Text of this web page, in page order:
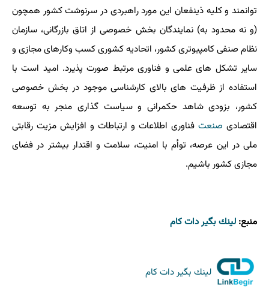
توانمند و کلیه ذینفعان این مورد راهبردی در سرنوشت کشور همچون
(و نه محدود به) نمایندگان بخش خصوصی از اتاق بازرگانی، سازمان
نظام صنفی کامپیوتری کشور، اتحادیه کشوری کسب وکارهای مجازی و
سایر تشکل های علمی و فناوری مرتبط صورت پذیرد. امید است با
استفاده از ظرفیت های بالای کارشناسی موجود در بخش خصوصی
کشور، بزودی شاهد حکمرانی و سیاست گذاری منجر به توسعه
اقتصادی صنعت فناوری اطلاعات و ارتباطات و افزایش مزیت رقابتی
ملی در این عرصه، توأم با امنیت، سلامت و اقتدار بیشتر در فضای
مجازی کشور باشیم.
منبع: لینك بگیر دات كام
لینك بگیر دات كام